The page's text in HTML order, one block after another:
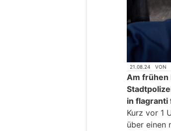
21.08.24 VON
Am frühen
in flagranti
Kurz vor 1
über einen